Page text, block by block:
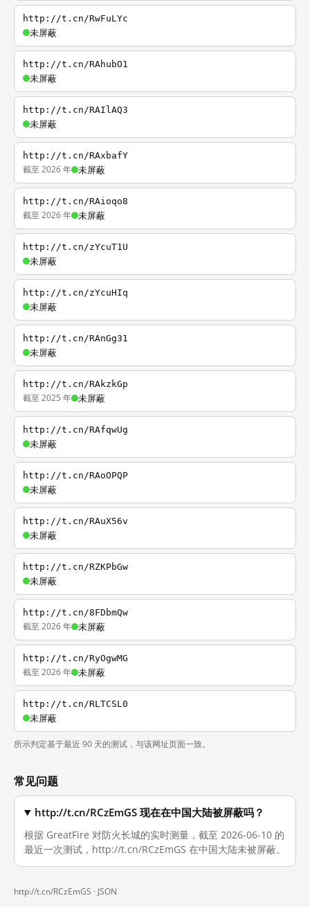
http://t.cn/RwFuLYc
未屏蔽
http://t.cn/RAhubO1
未屏蔽
http://t.cn/RAIlAQ3
未屏蔽
http://t.cn/RAxbafY
截至 2026 年 未屏蔽
http://t.cn/RAioqo8
截至 2026 年 未屏蔽
http://t.cn/zYcuT1U
未屏蔽
http://t.cn/zYcuHIq
未屏蔽
http://t.cn/RAnGg31
未屏蔽
http://t.cn/RAkzkGp
截至 2025 年 未屏蔽
http://t.cn/RAfqwUg
未屏蔽
http://t.cn/RAoOPQP
未屏蔽
http://t.cn/RAuX56v
未屏蔽
http://t.cn/RZKPbGw
未屏蔽
http://t.cn/8FDbmQw
截至 2026 年 未屏蔽
http://t.cn/RyOgwMG
截至 2026 年 未屏蔽
http://t.cn/RLTCSL0
未屏蔽
所示判定基于最近 90 天的测试，与该网址页面一致。
常见问题
http://t.cn/RCzEmGS 现在在中国大陆被屏蔽吗？
根据 GreatFire 对防火长城的实时测量，截至 2026-06-10 的
最近一次测试，http://t.cn/RCzEmGS 在中国大陆未被屏蔽。
http://t.cn/RCzEmGS · JSON